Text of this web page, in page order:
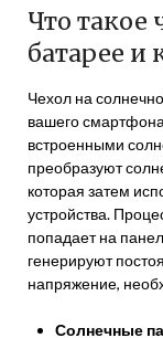
Что такое
батарее и
Чехол на
вашего
встроенными
преобразуют
которая затем
устройства.
попадает на
генерируют
напряжение,
Солнечные